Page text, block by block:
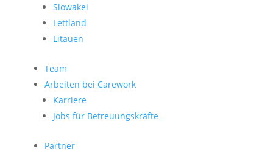
Slowakei
Lettland
Litauen
Team
Arbeiten bei Carework
Karriere
Jobs für Betreuungskräfte
Partner